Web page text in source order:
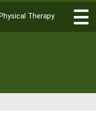
Therapy